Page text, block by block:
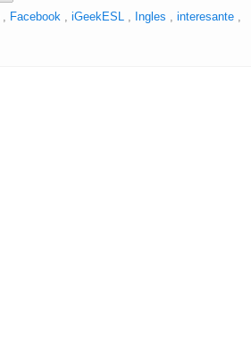
Facebook iGeekESL Ingles interesante